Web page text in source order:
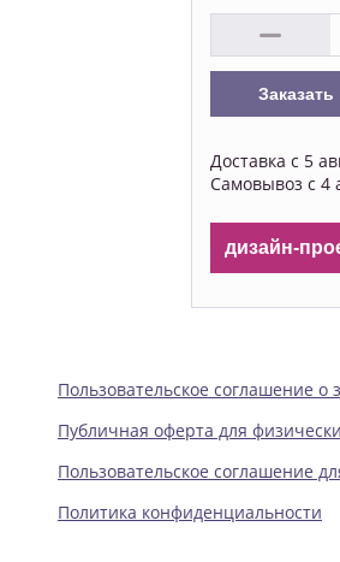
Заказать
Доставка с 5
Самовывоз с 4
дизайн-
Пользовательское соглашение
Публичная оферта для
Пользовательское соглашение
Политика конфиденциальности